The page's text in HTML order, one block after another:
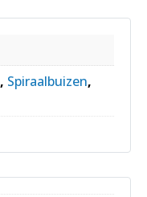
, Spiraalbuizen,